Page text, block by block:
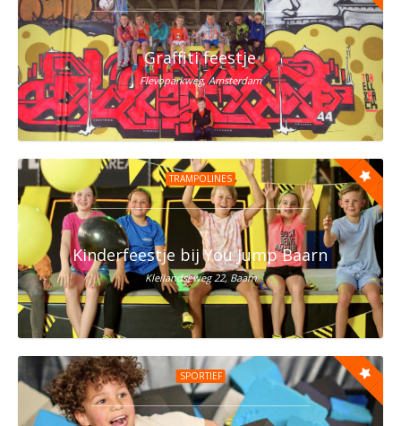
Graffiti feestje
Flevoparkweg, Amsterdam
TRAMPOLINES
Kinderfeestje bij You Jump Baarn
Kleilandseweg 22, Baarn
SPORTIEF